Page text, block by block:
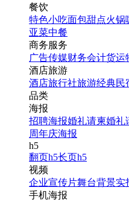
餐饮
特色小吃面包甜点火锅
亚菜中餐
商务服务
广告传媒财务会计货运
酒店旅游
酒店旅行社旅游经典民
品类
海报
招聘海报婚礼请柬婚礼
周年庆海报
h5
翻页h5长页h5
视频
企业宣传片舞台背景实
手机海报